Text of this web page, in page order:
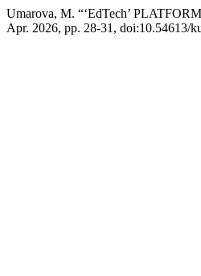
Umarova, M. “‘EdTech’
Apr. 2026, pp. 28-31, doi:10.54613/